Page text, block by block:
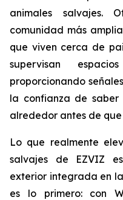
animales salvajes.
comunidad más
que viven cerca de
supervisan
proporcionando
la confianza de
alrededor antes de
Lo que realmente
salvajes de EZVIZ
exterior integrada en
es lo primero: con